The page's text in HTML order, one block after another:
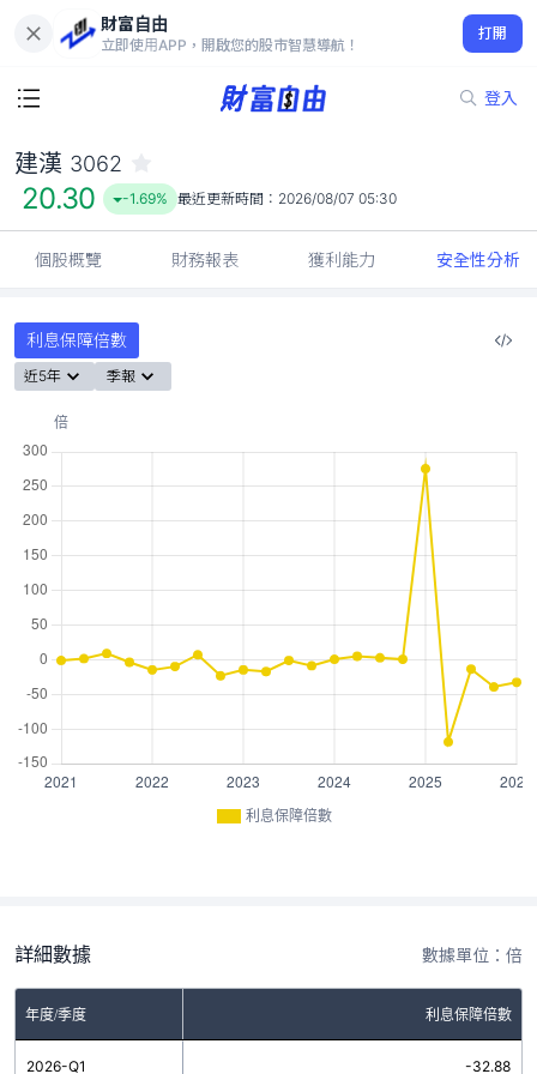
財富自由
立即使用APP，開啟您的股市智慧導航！
打開
登入
20.30
-1.69%
建漢 3062
20.30 -1.69% 最近更新時間： 2026/08/07 05:30
個股概覽 財務報表 獲利能力 安全性分析
利息保障倍數
近5年 季報
利息保障倍數
詳細數據 數據單位：倍
年度/季度 利息保障倍數
2026-Q1 -32.88